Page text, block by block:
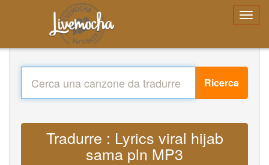
Ricerca
Tradurre : Lyrics viral hijab
sama pln MP3